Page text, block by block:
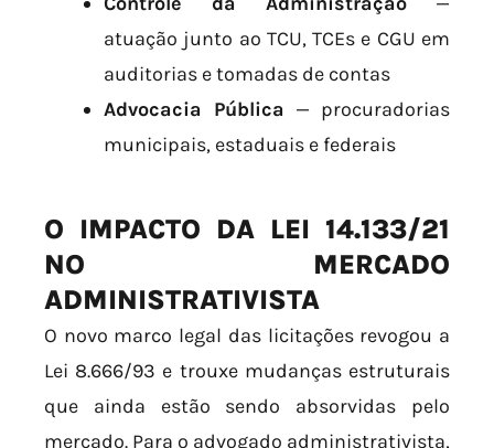
atuação junto ao TCU, TCEs e CGU em
auditorias e tomadas de contas
Advocacia Pública — procuradorias
municipais, estaduais e federais
O IMPACTO DA LEI 14.133/21
NO MERCADO
ADMINISTRATIVISTA
O novo marco legal das licitações revogou a
Lei 8.666/93 e trouxe mudanças estruturais
que ainda estão sendo absorvidas pelo
mercado. Para o advogado administrativista,